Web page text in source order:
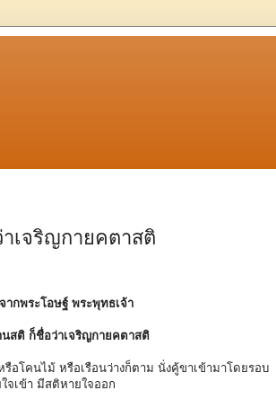
เจริญกายคตาสติ
กพระโอษฐ์ พระพุทธเจ้า
นสติ ก็ชื่อว่าเจริญกายคตาสติ
โคนไม้ หรือเรือนว่างก็ตาม นั่งคู้ขาเข้ามาโดยรอบ
จเข้า มีสติหายใจออก